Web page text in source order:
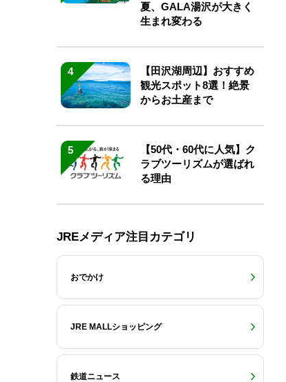
夏、GALA湯沢が大きく
生まれ変わる
4
【田沢湖周辺】おすすめ
観光スポット8選！絶景
からお土産まで
5
【50代・60代に人気】ク
ラブツーリズムが選ばれ
る理由
JREメディア注目カテゴリ
おでかけ
JRE MALLショッピング
鉄道ニュース